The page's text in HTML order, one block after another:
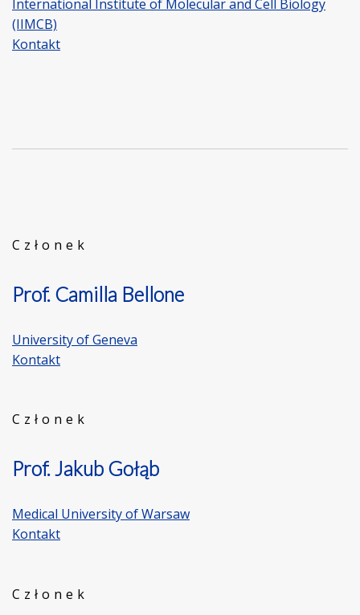
International Institute of Molecular and Cell Biology
(IIMCB)
Kontakt
Członek
Prof. Camilla Bellone
University of Geneva
Kontakt
Członek
Prof. Jakub Gołąb
Medical University of Warsaw
Kontakt
Członek